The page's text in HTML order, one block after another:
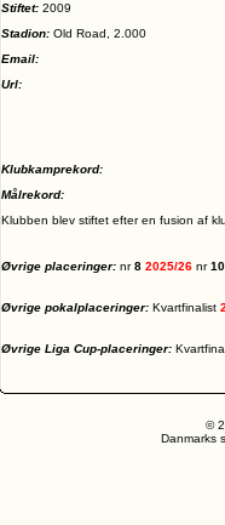
Stiftet: 2009
Stadion: Old Road, 2.000
Email:
Url:
Klubkamprekord:
Målrekord:
Klubben blev stiftet efter en fusion af
Øvrige placeringer: nr8 2025/26 nr
Øvrige pokalplaceringer: Kvartfinalist
Øvrige Liga Cup-placeringer:
©
Danmarks